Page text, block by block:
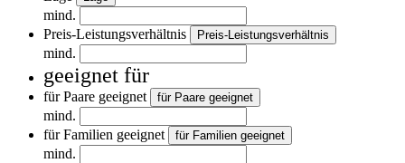
mind.
Preis-Leistungsverhältnis
Preis-Leistungsverhältnis
mind.
geeignet für
für Paare geeignet für Paare geeignet
mind.
für Familien geeignet
für Familien geeignet
mind.